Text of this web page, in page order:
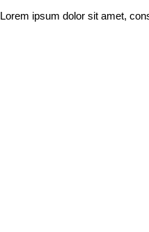
Lorem ipsum dolor sit amet,